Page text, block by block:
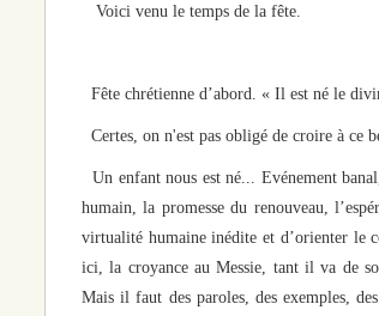
Voici venu le temps de la fête.
Fête chrétienne d’abord. « Il est né le
Certes, on n'est pas obligé de croire à ce
Un enfant nous est né... Evénement
humain, la promesse du renouveau,
virtualité humaine inédite et d’orienter le
ici, la croyance au Messie, tant il va de
Mais il faut des paroles, des exemples,